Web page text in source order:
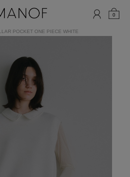
0
POCKET ONE PIECEWHITE